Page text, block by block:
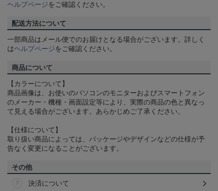
ヘルプページをご確認ください。
配送方法について
一部商品はメール便でのお届けとなる場合がございます。詳しく
はヘルプページをご確認ください。
商品について
【カラーについて】
商品画像は、お使いのパソコンのモニターおよびスマートフォン
のメーカー・機種・画面設定等により、実際の商品の色と異なっ
て見える場合がございます。あらかじめご了承ください。
【仕様について】
取り扱い商品によっては、パッケージやデザインなどの仕様が予
告なく変更になることがございます。
その他
決済について